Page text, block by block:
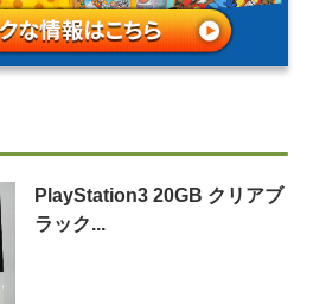
PlayStation3 20GB クリアブ
ラック...